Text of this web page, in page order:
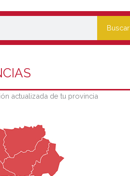
Buscar
actualizada de tu provincia